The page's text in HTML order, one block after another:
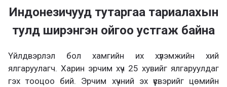
Индонезичууд тутаргаа тариалахын
тулд ширэнгэн ойгоо устгаж байна
Үйлдвэрлэл бол хамгийн их хүлэмжийн хий
ялгаруулагч. Харин эрчим хүч 25 хувийг ялгаруулдаг
гэх тооцоо бий. Эрчим хүчний эх үүсвэрийг цөмийн